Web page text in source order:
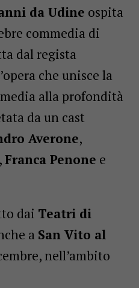
da Udine ospita
commedia di
dal regista
che unisce la
alla profondità
da un cast
Averone,
Franca Penone e
dai Teatri di
a San Vito al
nell’ambito